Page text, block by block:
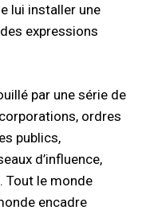
lui installer une
expressions
par une série de
ordres
publics,
d’influence,
Tout le monde
encadre